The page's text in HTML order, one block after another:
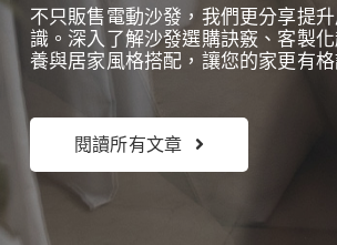
不只販售電動沙發，我們更分享提
識。 深入了解沙發選購訣竅、客製
養與居家風格搭配，讓您的家更有格
閱讀所有文章